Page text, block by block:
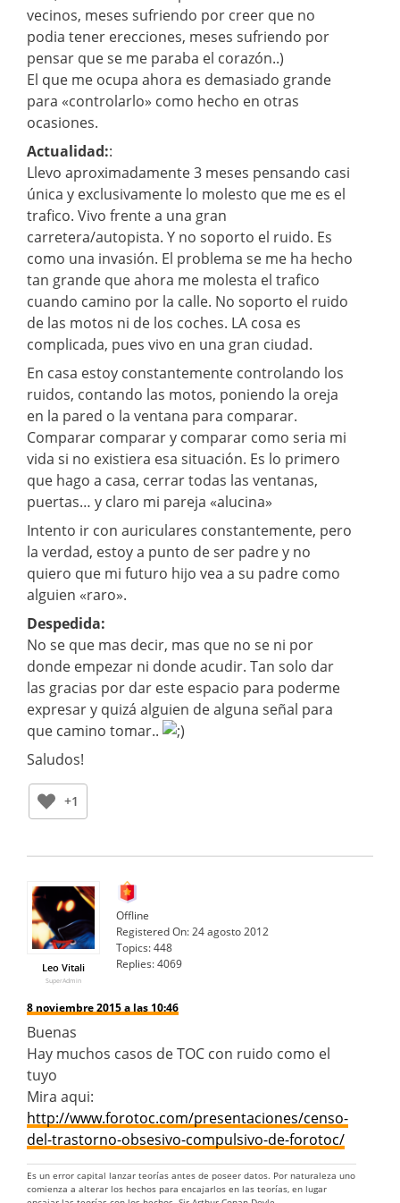
vecinos, meses sufriendo por creer que no
podia tener erecciones, meses sufriendo por
pensar que se me paraba el corazón..)
El que me ocupa ahora es demasiado grande
para «controlarlo» como hecho en otras
ocasiones.
Actualidad::
Llevo aproximadamente 3 meses pensando casi
única y exclusivamente lo molesto que me es el
trafico. Vivo frente a una gran
carretera/autopista. Y no soporto el ruido. Es
como una invasión. El problema se me ha hecho
tan grande que ahora me molesta el trafico
cuando camino por la calle. No soporto el ruido
de las motos ni de los coches. LA cosa es
complicada, pues vivo en una gran ciudad.
En casa estoy constantemente controlando los
ruidos, contando las motos, poniendo la oreja
en la pared o la ventana para comparar.
Comparar comparar y comparar como seria mi
vida si no existiera esa situación. Es lo primero
que hago a casa, cerrar todas las ventanas,
puertas… y claro mi pareja «alucina»
Intento ir con auriculares constantemente, pero
la verdad, estoy a punto de ser padre y no
quiero que mi futuro hijo vea a su padre como
alguien «raro».
Despedida:
No se que mas decir, mas que no se ni por
donde empezar ni donde acudir. Tan solo dar
las gracias por dar este espacio para poderme
expresar y quizá alguien de alguna señal para
que camino tomar..
Saludos!
+1
Leo Vitali
SuperAdmin
Offline
Registered On:24 agosto 2012
Topics:448
Replies:4069
8 noviembre 2015 a las 10:46
Buenas
Hay muchos casos de TOC con ruido como el
tuyo
Mira aqui:
http://www.forotoc.com/presentaciones/censo-
del-trastorno-obsesivo-compulsivo-de-forotoc/
Es un error capital lanzar teorías antes de poseer datos. Por naturaleza uno
comienza a alterar los hechos para encajarlos en las teorías, en lugar